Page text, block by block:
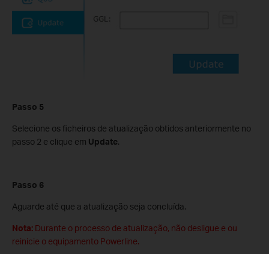
Passo 5
Selecione os ficheiros de atualização obtidos anteriormente no
passo 2 e clique em Update.
Passo 6
Aguarde até que a atualização seja concluída.
Nota: Durante o processo de atualização, não desligue e ou
reinicie o equipamento Powerline.